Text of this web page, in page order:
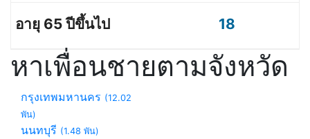
18
หาเพื่อนชายตามจังหวัด
กรุงเทพมหานคร (12.02
พัน)
นนทบุรี (1.48 พัน)